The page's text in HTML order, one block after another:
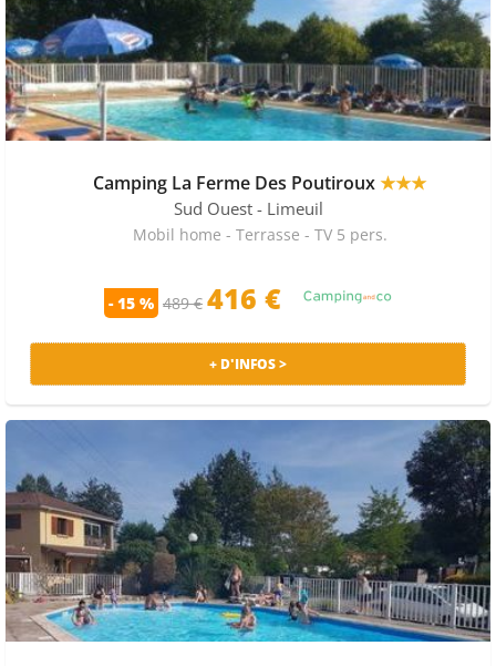
Camping La Ferme Des Poutiroux★★★
Sud Ouest - Limeuil
Mobil home - Terrasse - TV 5 pers.
- 15 % 489 € 416 €
+ D'INFOS >